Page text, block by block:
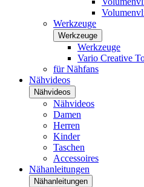
Werkzeuge
Werkzeuge
Werkzeuge
Vario Creative
für Nähfans
Nähvideos
Nähvideos
Nähvideos
Damen
Herren
Kinder
Taschen
Accessoires
Nähanleitungen
Nähanleitungen